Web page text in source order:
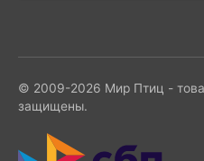
© 2009-2026 Мир Птиц -
защищены.